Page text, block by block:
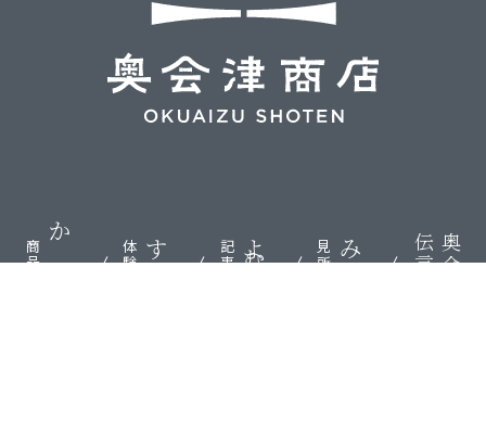
かう
商品 する
体験 よむ
記事 みる
見所 奥会津
伝言板